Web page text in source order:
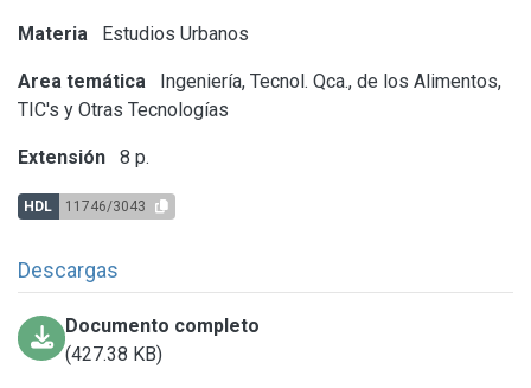
Materia Estudios Urbanos
Area temática
Ingeniería, Tecnol. Qca., de los Alimentos,
TIC's y Otras Tecnologías
Extensión 8 p.
HDL 11746/3043
Descargas
Documento completo
(427.38 KB)